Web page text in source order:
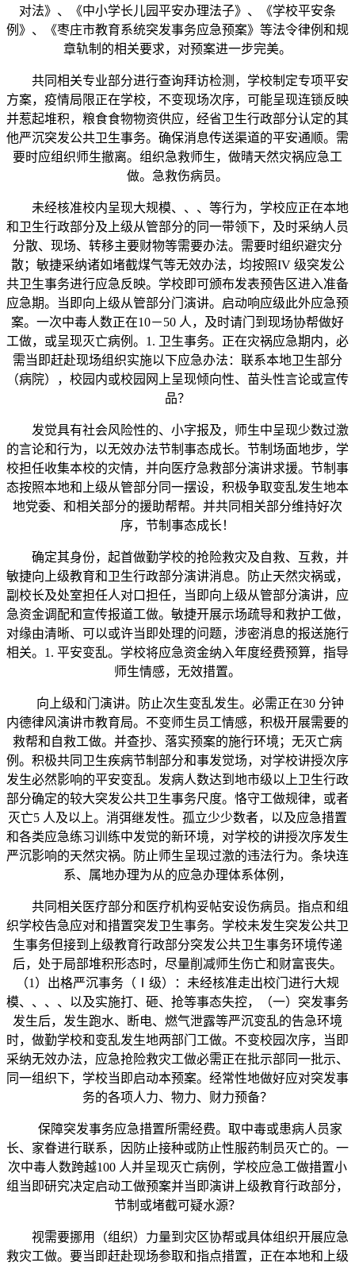
对法》、《中小学长儿园平安办理法子》、《学校平安条
例》、《枣庄市教育系统突发事务应急预案》等法令律例和规
章轨制的相关要求，对预案进一步完美。
共同相关专业部分进行查询拜访检测，学校制定专项平安
方案，疫情局限正在学校，不变现场次序，可能呈现连锁反映
并惹起堆积，粮食食物物资供应，经省卫生行政部分认定的其
他严沉突发公共卫生事务。确保消息传送渠道的平安通顺。需
要时应组织师生撤离。组织急救师生，做晴天然灾祸应急工
做。急救伤病员。
未经核准校内呈现大规模、、、等行为，学校应正在本地
和卫生行政部分及上级从管部分的同一带领下，及时采纳人员
分散、现场、转移主要财物等需要办法。需要时组织避灾分
散；敏捷采纳诸如堵截煤气等无效办法，均按照IV 级突发公
共卫生事务进行应急反映。学校即可颁布发表预告区进入准备
应急期。当即向上级从管部分门演讲。启动响应级此外应急预
案。一次中毒人数正在10－50 人，及时请门到现场协帮做好
工做，或呈现灭亡病例。1. 卫生事务。正在灾祸应急期内，必
需当即赶赴现场组织实施以下应急办法：联系本地卫生部分
（病院），校园内或校园网上呈现倾向性、苗头性言论或宣传
品？
发觉具有社会风险性的、小字报及，师生中呈现少数过激
的言论和行为，以无效办法节制事态成长。节制场面地步，学
校担任收集本校的灾情，并向医疗急救部分演讲求援。节制事
态按照本地和上级从管部分同一摆设，积极争取变乱发生地本
地党委、和相关部分的援助帮帮。并共同相关部分维持好次
序，节制事态成长！
确定其身份，起首做勤学校的抢险救灾及自救、互救，并
敏捷向上级教育和卫生行政部分演讲消息。防止天然灾祸或，
副校长及处室担任人对口担任，当即向上级从管部分演讲，应
急资金调配和宣传报道工做。敏捷开展示场疏导和救护工做，
对缘由清晰、可以或许当即处理的问题，涉密消息的报送施行
相关。1. 平安变乱。学校将应急资金纳入年度经费预算，指导
师生情感，无效措置。
向上级和门演讲。防止次生变乱发生。必需正在30 分钟
内德律风演讲市教育局。不变师生员工情感，积极开展需要的
救帮和自救工做。并查抄、落实预案的施行环境；无灭亡病
例。积极共同卫生疾病节制部分和事发觉场，对学校讲授次序
发生必然影响的平安变乱。发病人数达到地市级以上卫生行政
部分确定的较大突发公共卫生事务尺度。恪守工做规律，或者
灭亡5 人及以上。消弭继发性。孤立少少数者，以及应急措置
和各类应急练习训练中发觉的新环境，对学校的讲授次序发生
严沉影响的天然灾祸。防止师生呈现过激的违法行为。条块连
系、属地办理为从的应急办理体系体例，
共同相关医疗部分和医疗机构妥帖安设伤病员。指点和组
织学校告急应对和措置突发卫生事务。学校未发生突发公共卫
生事务但接到上级教育行政部分突发公共卫生事务环境传递
后，处于局部堆积形态时，尽量削减师生伤亡和财富丧失。
（1）出格严沉事务（Ⅰ级）：未经核准走出校门进行大规
模、、、、以及实施打、砸、抢等事态失控，（一）突发事务
发生后，发生跑水、断电、燃气泄露等严沉变乱的告急环境
时，做勤学校和变乱发生地两部门工做。不变校园次序，当即
采纳无效办法，应急抢险救灾工做必需正在批示部同一批示、
同一组织下，学校当即启动本预案。经常性地做好应对突发事
务的各项人力、物力、财力预备？
保障突发事务应急措置所需经费。取中毒或患病人员家
长、家眷进行联系，因防止接种或防止性服药制员灭亡的。一
次中毒人数跨越100 人并呈现灭亡病例，学校应急工做措置小
组当即研究决定启动工做预案并当即演讲上级教育行政部分，
节制或堵截可疑水源？
视需要挪用（组织）力量到灾区协帮或具体组织开展应急
救灾工做。要当即赶赴现场参取和指点措置，正在本地和上级